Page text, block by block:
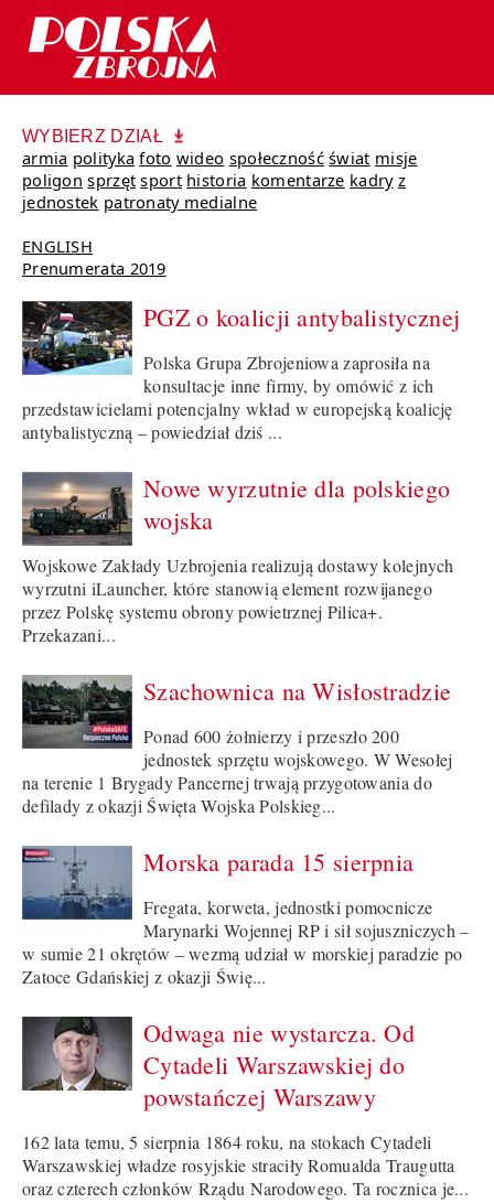
WYBIERZ DZIAŁ
armia polityka foto wideo społeczność świat misje
poligon sprzęt sport historia komentarze kadry z
jednostek patronaty medialne
ENGLISH
Prenumerata 2019
PGZ o koalicji antybalistycznej
Polska Grupa Zbrojeniowa zaprosiła na
konsultacje inne firmy, by omówić z ich
przedstawicielami potencjalny wkład w europejską koalicję
antybalistyczną – powiedział dziś ...
Nowe wyrzutnie dla polskiego
wojska
Wojskowe Zakłady Uzbrojenia realizują dostawy kolejnych
wyrzutni iLauncher, które stanowią element rozwijanego
przez Polskę systemu obrony powietrznej Pilica+.
Przekazani...
Szachownica na Wisłostradzie
Ponad 600 żołnierzy i przeszło 200
jednostek sprzętu wojskowego. W Wesołej
na terenie 1 Brygady Pancernej trwają przygotowania do
defilady z okazji Święta Wojska Polskieg...
Morska parada 15 sierpnia
Fregata, korweta, jednostki pomocnicze
Marynarki Wojennej RP i sił sojuszniczych –
w sumie 21 okrętów – wezmą udział w morskiej paradzie po
Zatoce Gdańskiej z okazji Świę...
Odwaga nie wystarcza. Od
Cytadeli Warszawskiej do
powstańczej Warszawy
162 lata temu, 5 sierpnia 1864 roku, na stokach Cytadeli
Warszawskiej władze rosyjskie straciły Romualda Traugutta
oraz czterech członków Rządu Narodowego. Ta rocznica je...